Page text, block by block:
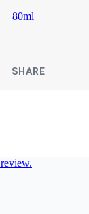
80ml
SHARE